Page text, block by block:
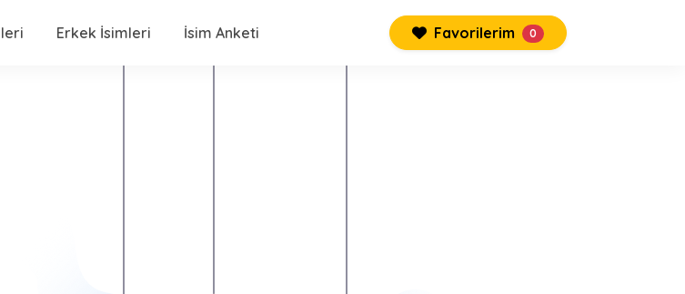
Erkek İsimleri İsim Anketi Favorilerim 0